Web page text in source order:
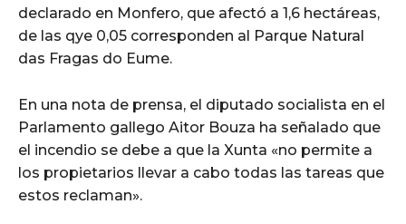
declarado en Monfero, que afectó a 1,6 hectáreas,
de las qye 0,05 corresponden al Parque Natural
das Fragas do Eume.
En una nota de prensa, el diputado socialista en el
Parlamento gallego Aitor Bouza ha señalado que
el incendio se debe a que la Xunta «no permite a
los propietarios llevar a cabo todas las tareas que
estos reclaman».